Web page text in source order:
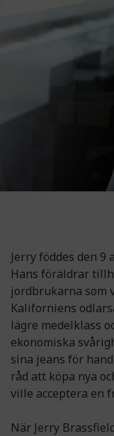
Jerry föddes den
Hans föräldrar
jordbrukarna som
Kaliforniens
lägre medelklass
ekonomiska
sina jeans för
råd att köpa nya
ville acceptera en
När Jerry